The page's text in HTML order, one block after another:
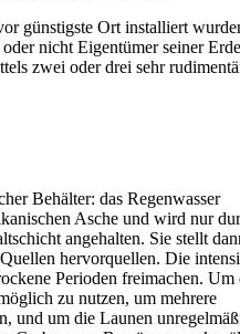
günstigste Ort installiert
nicht Eigentümer seiner
zwei oder drei sehr
Behälter: das Regenwasser
Asche und wird nur
angehalten. Sie stellt
hervorquellen. Die
Perioden freimachen. Um
zu nutzen, um mehrere
und um die Launen